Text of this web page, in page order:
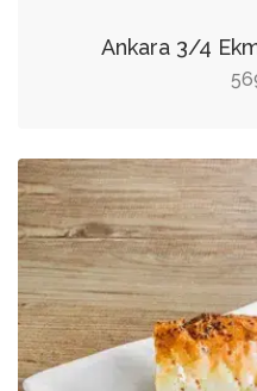
Ankara 3/4